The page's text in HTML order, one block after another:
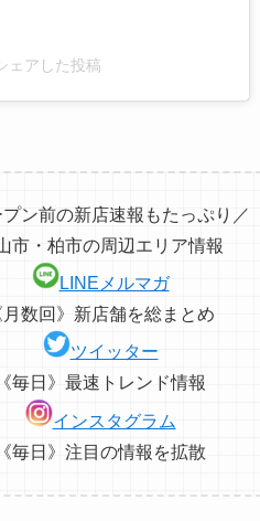
ェアした投稿
プン前の新店速報もたっぷり／
市・柏市の周辺エリア情報
LINEメルマガ
月数回》新店舗を総まとめ
ツイッター
《毎日》最速トレンド情報
インスタグラム
《毎日》注目の情報を拡散